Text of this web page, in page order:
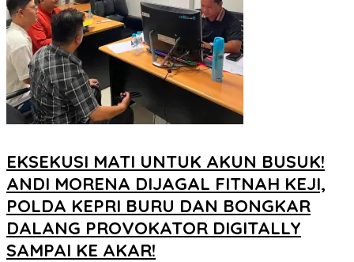
EKSEKUSI MATI UNTUK AKUN BUSUK!
ANDI MORENA DIJAGAL FITNAH KEJI,
POLDA KEPRI BURU DAN BONGKAR
DALANG PROVOKATOR DIGITALLY
SAMPAI KE AKAR!